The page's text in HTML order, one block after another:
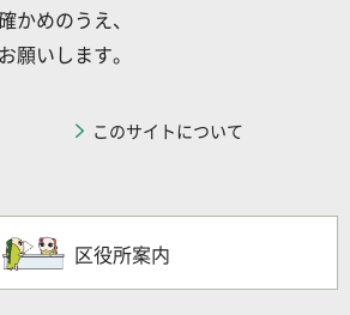
かめのうえ、
願いします。
このサイトについて
区役所案内